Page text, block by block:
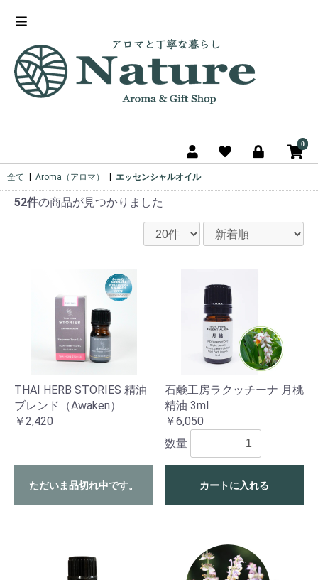
0
全て Aroma（アロマ） エッセンシャルオイル
52件の商品が見つかりました
THAI HERB STORIES 精油
ブレンド（Awaken）
￥2,420
ただいま品切れ中です。
石鹸工房ラクッチーナ 月桃
精油 3ml
￥6,050
数量
カートに入れる